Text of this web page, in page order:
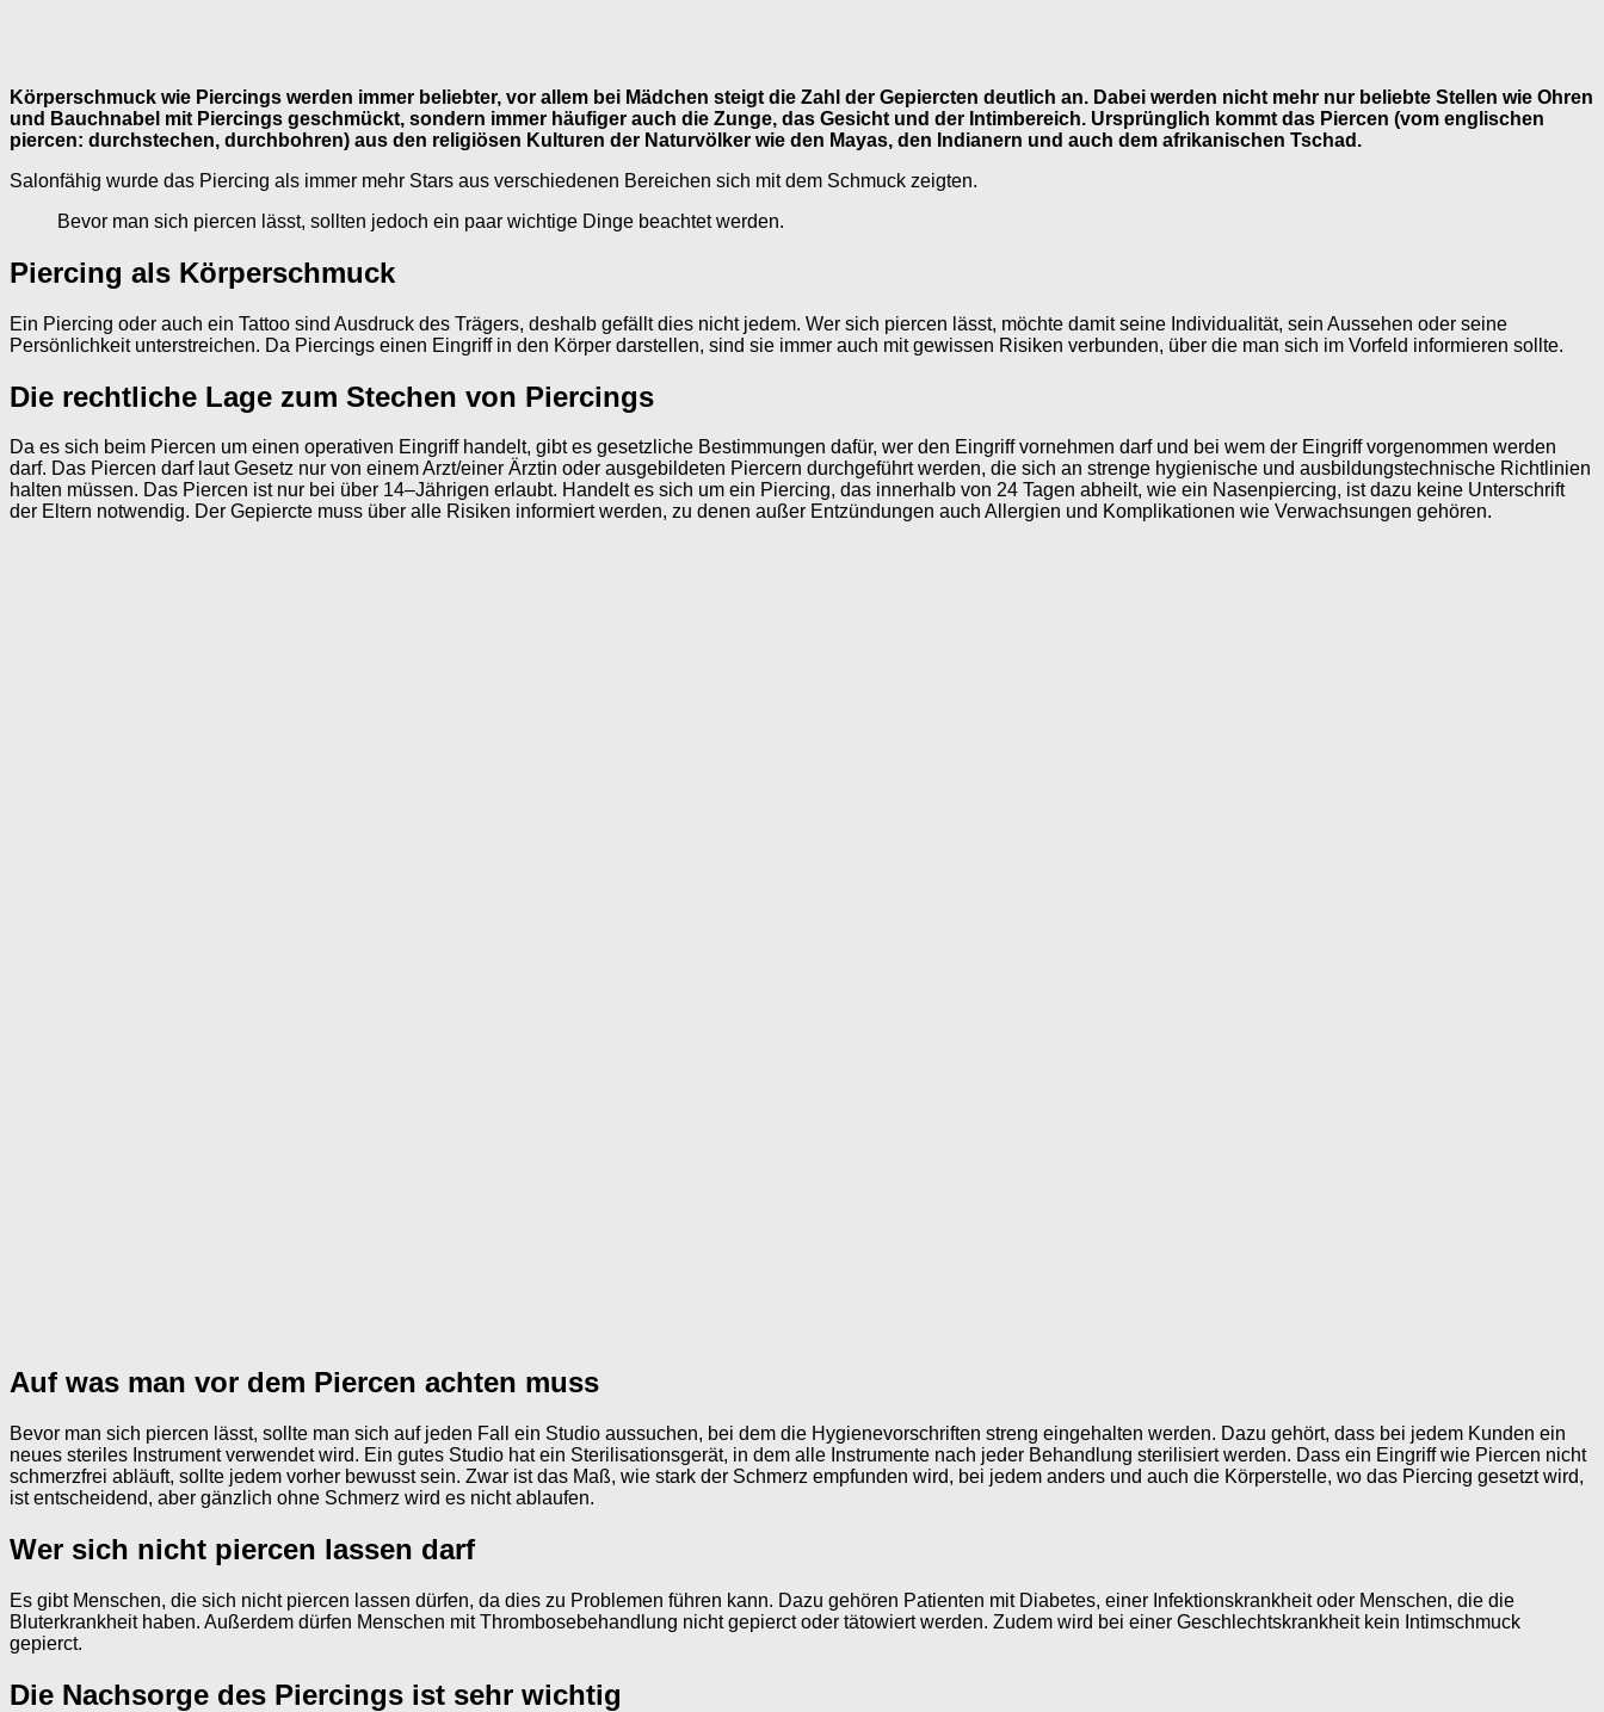
Körperschmuck wie Piercings werden immer beliebter, vor allem bei Mädchen steigt die Zahl der Gepiercten deutlich an. Dabei werden nicht mehr nur beliebte Stellen wie Ohren
und Bauchnabel mit Piercings geschmückt, sondern immer häufiger auch die Zunge, das Gesicht und der Intimbereich. Ursprünglich kommt das Piercen (vom englischen
piercen: durchstechen, durchbohren) aus den religiösen Kulturen der Naturvölker wie den Mayas, den Indianern und auch dem afrikanischen Tschad.
Salonfähig wurde das Piercing als immer mehr Stars aus verschiedenen Bereichen sich mit dem Schmuck zeigten.
Bevor man sich piercen lässt, sollten jedoch ein paar wichtige Dinge beachtet werden.
Piercing als Körperschmuck
Ein Piercing oder auch ein Tattoo sind Ausdruck des Trägers, deshalb gefällt dies nicht jedem. Wer sich piercen lässt, möchte damit seine Individualität, sein Aussehen oder seine
Persönlichkeit unterstreichen. Da Piercings einen Eingriff in den Körper darstellen, sind sie immer auch mit gewissen Risiken verbunden, über die man sich im Vorfeld informieren sollte.
Die rechtliche Lage zum Stechen von Piercings
Da es sich beim Piercen um einen operativen Eingriff handelt, gibt es gesetzliche Bestimmungen dafür, wer den Eingriff vornehmen darf und bei wem der Eingriff vorgenommen werden
darf. Das Piercen darf laut Gesetz nur von einem Arzt/einer Ärztin oder ausgebildeten Piercern durchgeführt werden, die sich an strenge hygienische und ausbildungstechnische Richtlinien
halten müssen. Das Piercen ist nur bei über 14–Jährigen erlaubt. Handelt es sich um ein Piercing, das innerhalb von 24 Tagen abheilt, wie ein Nasenpiercing, ist dazu keine Unterschrift
der Eltern notwendig. Der Gepiercte muss über alle Risiken informiert werden, zu denen außer Entzündungen auch Allergien und Komplikationen wie Verwachsungen gehören.
Auf was man vor dem Piercen achten muss
Bevor man sich piercen lässt, sollte man sich auf jeden Fall ein Studio aussuchen, bei dem die Hygienevorschriften streng eingehalten werden. Dazu gehört, dass bei jedem Kunden ein
neues steriles Instrument verwendet wird. Ein gutes Studio hat ein Sterilisationsgerät, in dem alle Instrumente nach jeder Behandlung sterilisiert werden. Dass ein Eingriff wie Piercen nicht
schmerzfrei abläuft, sollte jedem vorher bewusst sein. Zwar ist das Maß, wie stark der Schmerz empfunden wird, bei jedem anders und auch die Körperstelle, wo das Piercing gesetzt wird,
ist entscheidend, aber gänzlich ohne Schmerz wird es nicht ablaufen.
Wer sich nicht piercen lassen darf
Es gibt Menschen, die sich nicht piercen lassen dürfen, da dies zu Problemen führen kann. Dazu gehören Patienten mit Diabetes, einer Infektionskrankheit oder Menschen, die die
Bluterkrankheit haben. Außerdem dürfen Menschen mit Thrombosebehandlung nicht gepierct oder tätowiert werden. Zudem wird bei einer Geschlechtskrankheit kein Intimschmuck
gepierct.
Die Nachsorge des Piercings ist sehr wichtig